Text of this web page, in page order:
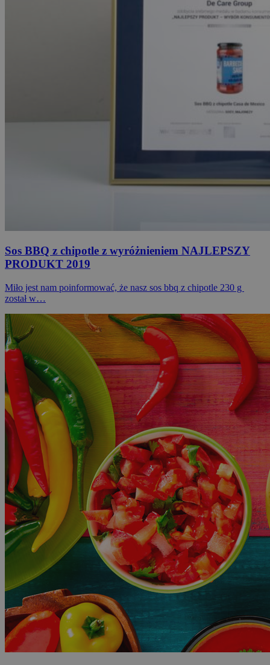
Sos BBQ z chipotle z wyróżnieniem NAJLEPSZY
PRODUKT 2019
Miło jest nam poinformować, że nasz sos bbq z chipotle 230 g
został w…